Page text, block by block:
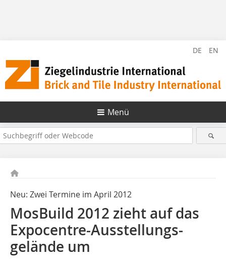
DE EN
Menü
Neu: Zwei Termine im April 2012
MosBuild 2012 zieht auf das
Expocentre-­Ausstellungs­
gelände um